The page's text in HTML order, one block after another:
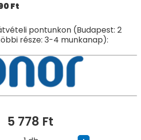
Ft
pontunkon (Budapest: 2
része: 3-4 munkanap):
5 778 Ft